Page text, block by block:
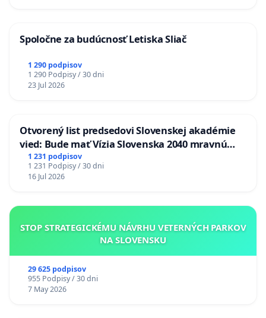
Spoločne za budúcnosť Letiska Sliač
1 290 podpisov
1 290 Podpisy / 30 dni
23 Jul 2026
Otvorený list predsedovi Slovenskej akadémie
vied: Bude mať Vízia Slovenska 2040 mravnú
chrbticu?
1 231 podpisov
1 231 Podpisy / 30 dni
16 Jul 2026
STOP STRATEGICKÉMU NÁVRHU VETERNÝCH PARKOV
NA SLOVENSKU
29 625 podpisov
955 Podpisy / 30 dni
7 May 2026